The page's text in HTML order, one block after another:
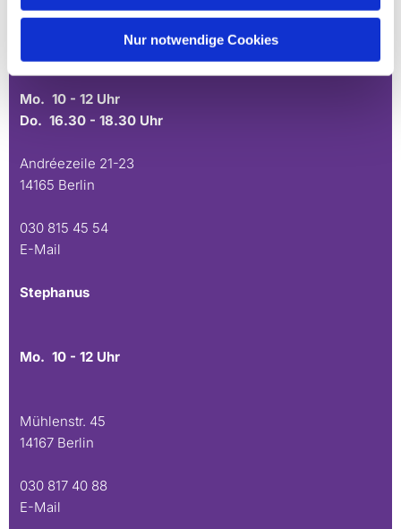
Nur notwendige Cookies
Bürozeiten an den Standorten der Ortskirchen
Schönow-Buschgraben
Mo. 10 - 12 Uhr
Do. 16.30 - 18.30 Uhr
Andréezeile 21-23
14165 Berlin
030 815 45 54
E-Mail
Stephanus
Mo. 10 - 12 Uhr
Mühlenstr. 45
14167 Berlin
030 817 40 88
E-Mail